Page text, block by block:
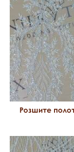
Розшите